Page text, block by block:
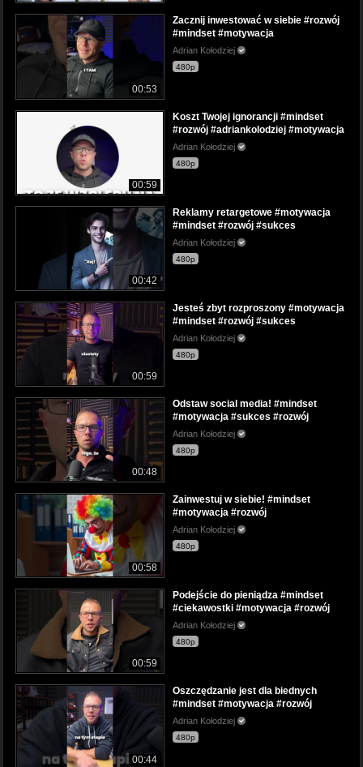
00:53
Zacznij inwestować w siebie #rozwój
#mindset #motywacja
Adrian Kołodziej
480p
00:59
Koszt Twojej ignorancji #mindset
#rozwój #adriankolodziej #motywacja
Adrian Kołodziej
480p
00:42
Reklamy retargetowe #motywacja
#mindset #rozwój #sukces
Adrian Kołodziej
480p
00:59
Jesteś zbyt rozproszony #motywacja
#mindset #rozwój #sukces
Adrian Kołodziej
480p
00:48
Odstaw social media! #mindset
#motywacja #sukces #rozwój
Adrian Kołodziej
480p
00:58
Zainwestuj w siebie! #mindset
#motywacja #rozwój
Adrian Kołodziej
480p
00:59
Podejście do pieniądza #mindset
#ciekawostki #motywacja #rozwój
Adrian Kołodziej
480p
00:44
Oszczędzanie jest dla biednych
#mindset #motywacja #rozwój
Adrian Kołodziej
480p